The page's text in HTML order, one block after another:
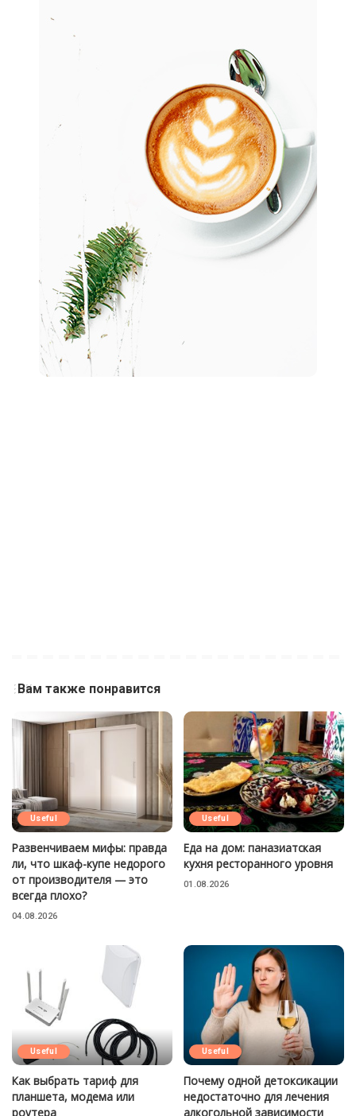
Вам также понравится
Useful
Развенчиваем мифы: правда
ли, что шкаф-купе недорого
от производителя — это
всегда плохо?
04.08.2026
Useful
Еда на дом: паназиатская
кухня ресторанного уровня
01.08.2026
Useful
Как выбрать тариф для
планшета, модема или
роутера
Useful
Почему одной детоксикации
недостаточно для лечения
алкогольной зависимости